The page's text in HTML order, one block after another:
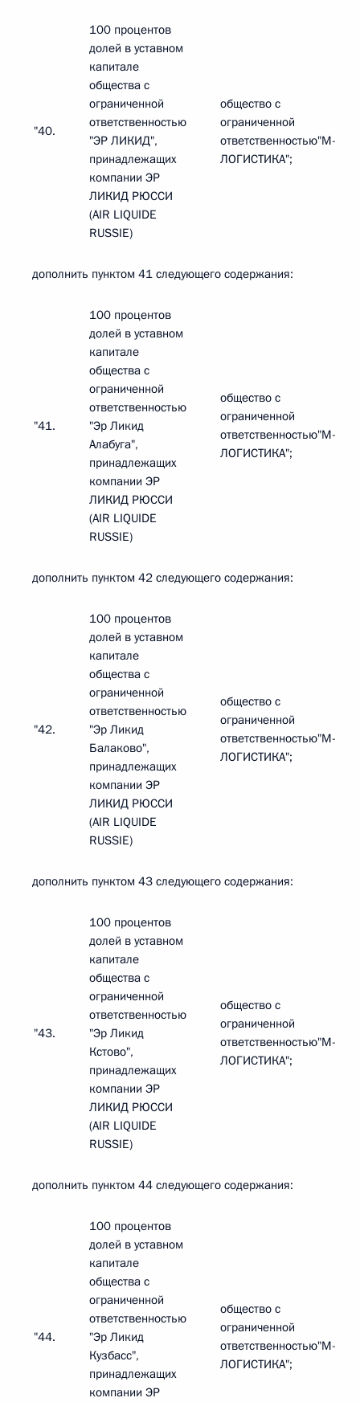
"40.
100 процентов
долей в уставном
капитале
общества с
ограниченной
ответственностью
"ЭР ЛИКИД",
принадлежащих
компании ЭР
ЛИКИД РЮССИ
(AIR LIQUIDE
RUSSIE)
общество с
ограниченной
ответственностью"М-
ЛОГИСТИКА";
дополнить пунктом 41 следующего содержания:
"41.
100 процентов
долей в уставном
капитале
общества с
ограниченной
ответственностью
"Эр Ликид
Алабуга",
принадлежащих
компании ЭР
ЛИКИД РЮССИ
(AIR LIQUIDE
RUSSIE)
общество с
ограниченной
ответственностью"М-
ЛОГИСТИКА";
дополнить пунктом 42 следующего содержания:
"42.
100 процентов
долей в уставном
капитале
общества с
ограниченной
ответственностью
"Эр Ликид
Балаково",
принадлежащих
компании ЭР
ЛИКИД РЮССИ
(AIR LIQUIDE
RUSSIE)
общество с
ограниченной
ответственностью"М-
ЛОГИСТИКА";
дополнить пунктом 43 следующего содержания:
"43.
100 процентов
долей в уставном
капитале
общества с
ограниченной
ответственностью
"Эр Ликид
Кстово",
принадлежащих
компании ЭР
ЛИКИД РЮССИ
(AIR LIQUIDE
RUSSIE)
общество с
ограниченной
ответственностью"М-
ЛОГИСТИКА";
дополнить пунктом 44 следующего содержания:
"44.
100 процентов
долей в уставном
капитале
общества с
ограниченной
ответственностью
"Эр Ликид
Кузбасс",
принадлежащих
компании ЭР
общество с
ограниченной
ответственностью"М-
ЛОГИСТИКА";